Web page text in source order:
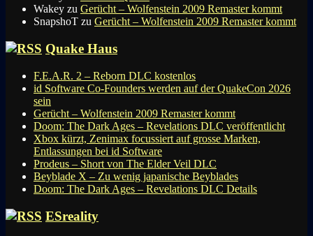
Wakey zu Gerücht – Wolfenstein 2009 Remaster kommt
SnapshoT zu Gerücht – Wolfenstein 2009 Remaster kommt
Quake Haus
F.E.A.R. 2 – Reborn DLC kostenlos
id Software Co-Founders werden auf der QuakeCon 2026
sein
Gerücht – Wolfenstein 2009 Remaster kommt
Doom: The Dark Ages – Revelations DLC veröffentlicht
Xbox kürzt, Zenimax focussiert auf grosse Marken,
Entlassungen bei id Software
Prodeus – Short von The Elder Veil DLC
Beyblade X – Zu wenig japanische Beyblades
Doom: The Dark Ages – Revelations DLC Details
ESreality